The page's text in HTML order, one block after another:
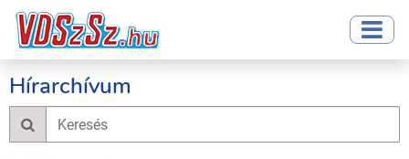
Hírarchívum